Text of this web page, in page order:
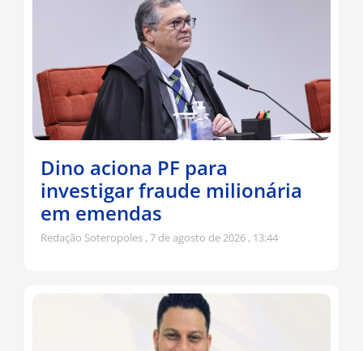
Dino aciona PF para
investigar fraude milionária
em emendas
Redação Soteropoles 7 de agosto de 2026 13:44